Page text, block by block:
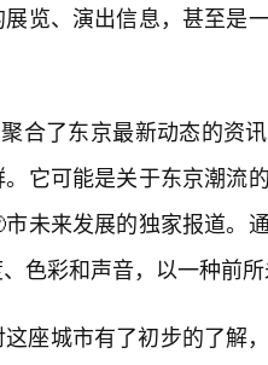
览、演出信息，甚至是
合了东京最新动态的资
它可能是关于东京潮流
未来发展的独家报道。
色彩和声音，以一种前所
座城市有了初步的了解